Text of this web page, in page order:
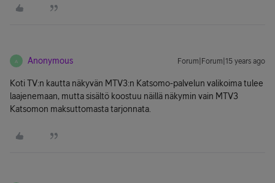
A Anonymous Forum|Forum|15 years ago
Koti TV:n kautta näkyvän MTV3:n Katsomo-palvelun valikoima tulee
laajenemaan, mutta sisältö koostuu näillä näkymin vain MTV3
Katsomon maksuttomasta tarjonnata.